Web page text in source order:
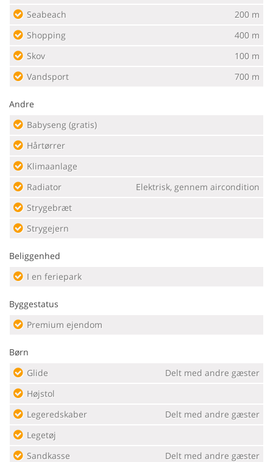
Seabeach
200 m
Shopping
400 m
Skov
100 m
Vandsport
700 m
Andre
Babyseng (gratis)
Hårtørrer
Klimaanlage
Radiator
Elektrisk, gennem aircondition
Strygebræt
Strygejern
Beliggenhed
I en feriepark
Byggestatus
Premium ejendom
Børn
Glide
Delt med andre gæster
Højstol
Legeredskaber
Delt med andre gæster
Legetøj
Sandkasse
Delt med andre gæster